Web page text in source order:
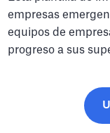
empresas
equipos de
progreso a sus